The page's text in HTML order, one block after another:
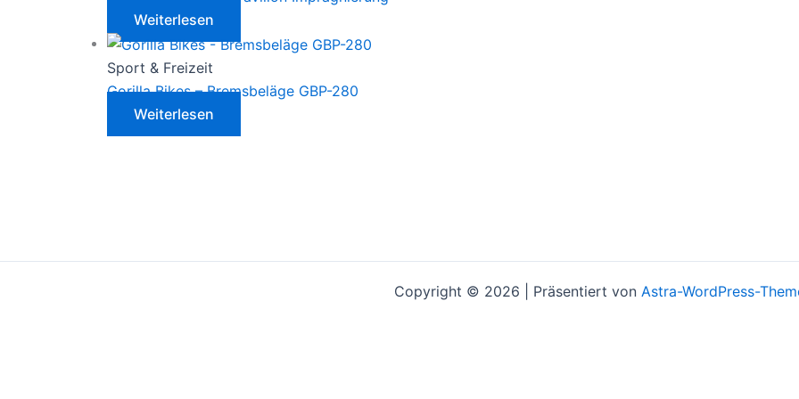
Weiterlesen
Sport & Freizeit
Gorilla Bikes – Bremsbeläge GBP-280
Weiterlesen
Copyright © 2026 | Präsentiert von Astra-WordPress-